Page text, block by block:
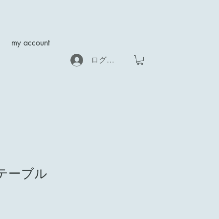
my account
ログイン
ーブル